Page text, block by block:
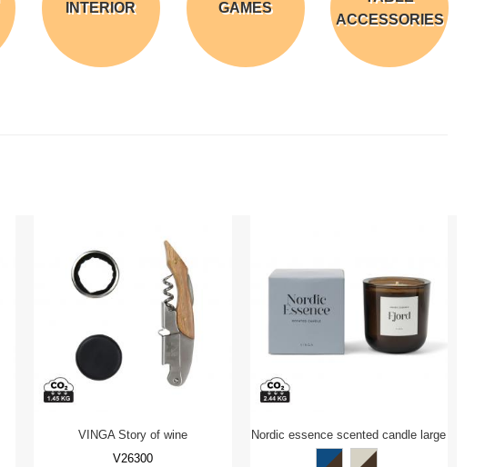
INTERIOR GAMES
ACCESSORIES
VINGA Story of wine
V26300
Nordic essence scented candle large